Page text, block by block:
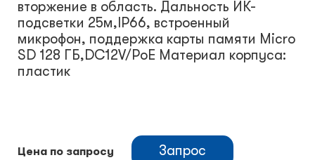
вторжение в область. Дальность ИК-
подсветки 25м,IP66, встроенный
микрофон, поддержка карты памяти Micro
SD 128 ГБ,DC12V/PoE Материал корпуса:
пластик
Цена по запросу Запрос